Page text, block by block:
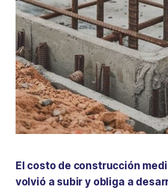
El costo de construcción
volvió a subir y obliga a